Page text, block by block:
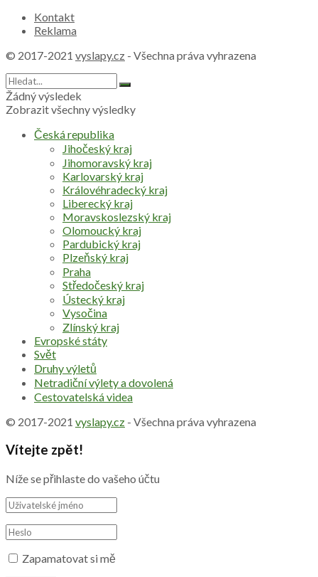
Kontakt
Reklama
© 2017-2021 vyslapy.cz - Všechna práva vyhrazena
Žádný výsledek
Zobrazit všechny výsledky
Česká republika
Jihočeský kraj
Jihomoravský kraj
Karlovarský kraj
Královéhradecký kraj
Liberecký kraj
Moravskoslezský kraj
Olomoucký kraj
Pardubický kraj
Plzeňský kraj
Praha
Středočeský kraj
Ústecký kraj
Vysočina
Zlínský kraj
Evropské státy
Svět
Druhy výletů
Netradiční výlety a dovolená
Cestovatelská videa
© 2017-2021 vyslapy.cz - Všechna práva vyhrazena
Vítejte zpět!
Níže se přihlaste do vašeho účtu
Zapamatovat si mě